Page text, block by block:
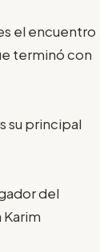
el encuentro
terminó con
su principal
del